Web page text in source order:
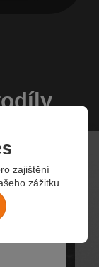
zajištění
zážitku.